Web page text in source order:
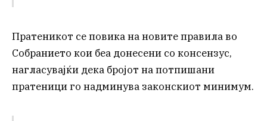
Пратеникот се повика на новите правила во
Собранието кои беа донесени со консензус,
нагласувајќи дека бројот на потпишани
пратеници го надминува законскиот минимум.